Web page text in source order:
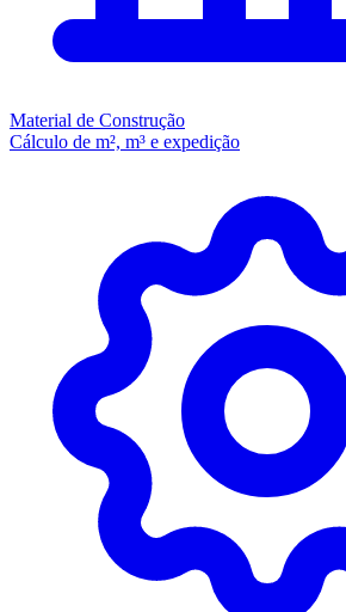
Material de Construção
Cálculo de m², m³ e expedição